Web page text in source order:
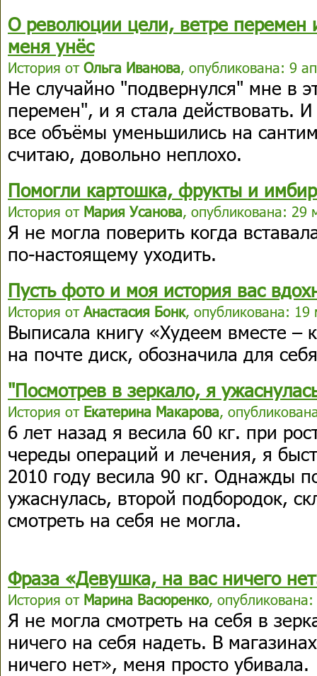
О революции цели, ветре перемен
меня унёс
История отОльга Иванова, опубликована: 9
Не случайно "подвернулся" мне в
перемен", и я стала действовать.
все объёмы уменьшились на
считаю, довольно неплохо.
Помогли картошка, фрукты и
История от Мария Усанова, опубликована: 29
Я не могла поверить когда
по-настоящему уходить.
Пусть фото и моя история вас
История отАнастасия Бонк, опубликована: 19
Выписала книгу «Худеем вместе
на почте диск, обозначила для
"Посмотрев в зеркало, я
История от Екатерина Макарова,
6 лет назад я весила 60 кг. при
череды операций и лечения, я
2010 году весила 90 кг. Однажды
ужаснулась, второй подбородок,
смотреть на себя не могла.
Фраза «Девушка, на вас ничего
История от Марина Васюренко,
Я не могла смотреть на себя в
ничего на себя надеть. В
ничего нет», меня просто убивала.